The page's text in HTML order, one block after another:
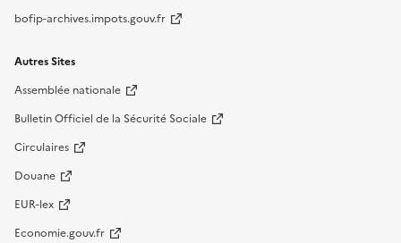
bofip-archives.impots.gouv.fr
Autres Sites
Assemblée nationale
Bulletin Officiel de la Sécurité Sociale
Circulaires
Douane
EUR-lex
Economie.gouv.fr